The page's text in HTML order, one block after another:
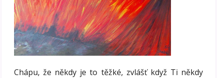
Chápu, že někdy je to těžké, zvlášť když Ti někdy